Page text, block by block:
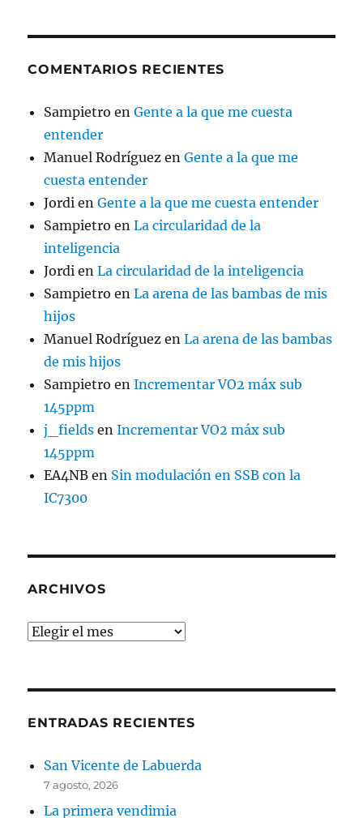
COMENTARIOS RECIENTES
Sampietro enGente a la que me cuesta
entender
Manuel Rodríguez enGente a la que me
cuesta entender
Jordi enGente a la que me cuesta entender
Sampietro enLa circularidad de la
inteligencia
Jordi enLa circularidad de la inteligencia
Sampietro enLa arena de las bambas de mis
hijos
Manuel Rodríguez enLa arena de las bambas
de mis hijos
Sampietro enIncrementar VO2 máx sub
145ppm
j_fields enIncrementar VO2 máx sub
145ppm
EA4NB en Sin modulación en SSB con la
IC7300
ARCHIVOS
Archivos
ENTRADAS RECIENTES
San Vicente de Labuerda
7 agosto, 2026
La primera vendimia